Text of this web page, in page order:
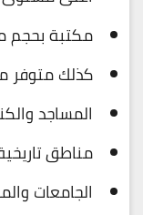
مكتبة بحجم
كذلك متوفر
المساجد
مناطق
الجامعات